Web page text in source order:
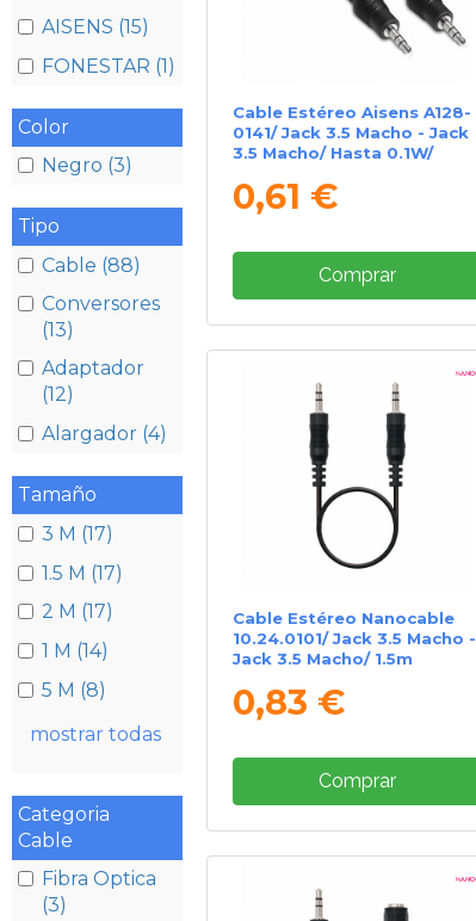
AISENS (15)
FONESTAR (1)
Color
Negro (3)
Tipo
Cable (88)
Conversores
(13)
Adaptador
(12)
Alargador (4)
Tamaño
3 M (17)
1.5 M (17)
2 M (17)
1 M (14)
5 M (8)
mostrar todas
Categoria
Cable
Fibra Optica
(3)
Cable Estéreo Aisens A128-
0141/ Jack 3.5 Macho - Jack
3.5 Macho/ Hasta 0.1W/
0,61 €
Comprar
Cable Estéreo Nanocable
10.24.0101/ Jack 3.5 Macho -
Jack 3.5 Macho/ 1.5m
0,83 €
Comprar